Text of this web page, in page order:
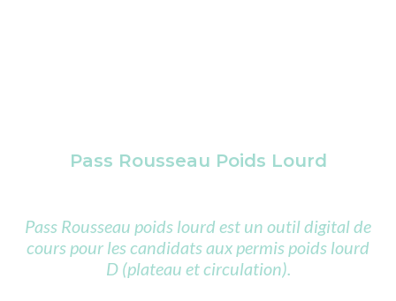
Pass Rousseau Poids Lourd
Pass Rousseau poids lourd est un outil digital de
cours pour les candidats aux permis poids lourd
D (plateau et circulation).